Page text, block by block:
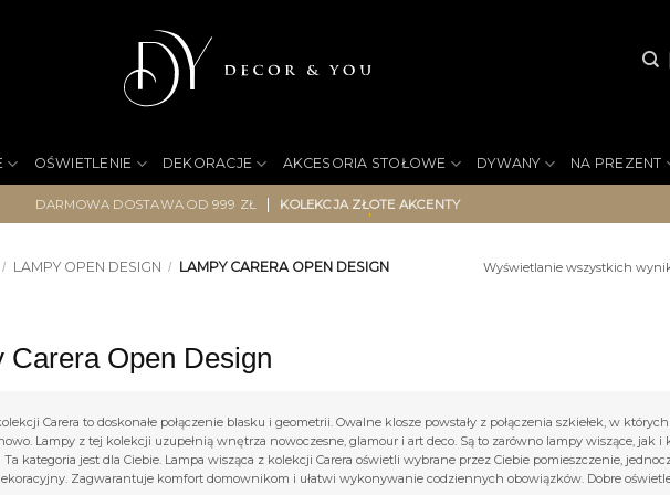
OŚWIETLENIE DEKORACJE AKCESORIA STOŁOWE DYWANY NA PREZENT
DARMOWA DOSTAWA OD 999 ZŁ | KOLEKCJA ZŁOTE AKCENTY
/ LAMPY OPEN DESIGN / LAMPY CARERA OPEN DESIGN Wyświetlanie wszystkich
Carera Open Design
Carera to doskonałe połączenie blasku i geometrii. Owalne klosze powstały z połączenia szkiełek, w
Lampy z tej kolekcji uzupełnią wnętrza nowoczesne, glamour i art deco. Są to zarówno lampy wiszące, jak
Ta kategoria jest dla Ciebie. Lampa wisząca z kolekcji Carera oświetli wybrane przez Ciebie pomieszczenie,
Zagwarantuje komfort domownikom i ułatwi wykonywanie codziennych obowiązków. Dobre